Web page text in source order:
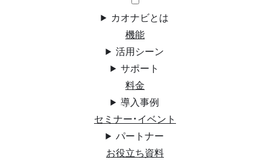
カオナビとは
機能
活用シーン
サポート
料金
導入事例
セミナー・イベント
パートナー
お役立ち資料